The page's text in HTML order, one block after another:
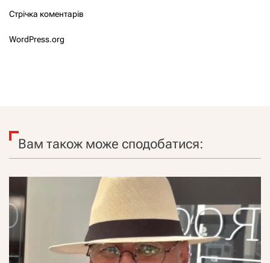
Стрічка коментарів
WordPress.org
Вам також може сподобатися: